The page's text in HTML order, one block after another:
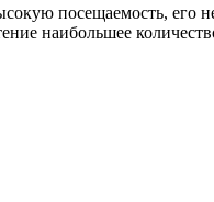
посещаемость, его
наибольшее